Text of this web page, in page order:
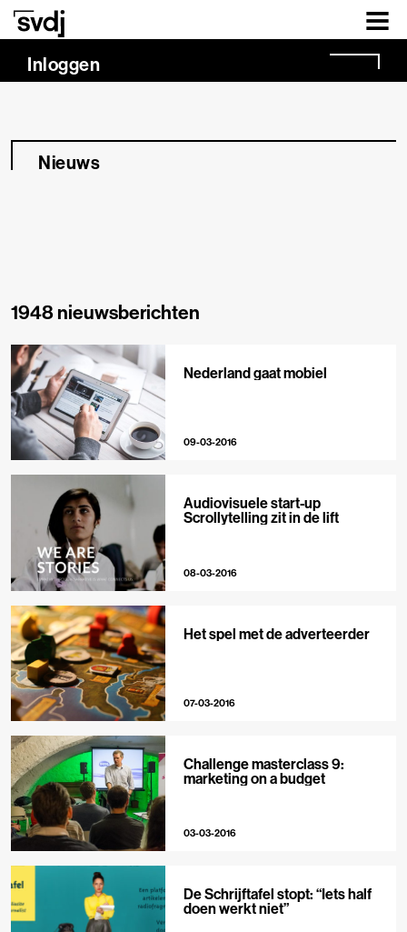
Naar hoofdinhoud
Inloggen
Nieuws
1948 nieuwsberichten
Nederland gaat mobiel
09-03-2016
Audiovisuele start-up
Scrollytelling zit in de lift
08-03-2016
Het spel met de adverteerder
07-03-2016
Challenge masterclass 9:
marketing on a budget
03-03-2016
De Schrijftafel stopt: “Iets half
doen werkt niet”